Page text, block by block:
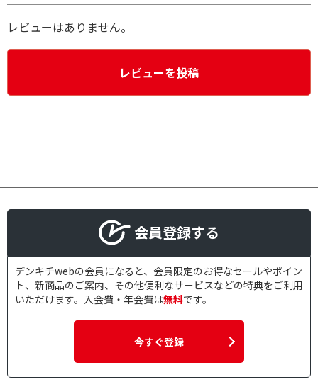
レビューはありません。
レビューを投稿
会員登録する
デンキチwebの会員になると、会員限定のお得なセールやポイン
ト、新商品のご案内、その他便利なサービスなどの特典をご利用
いただけます。入会費・年会費は無料です。
今すぐ登録